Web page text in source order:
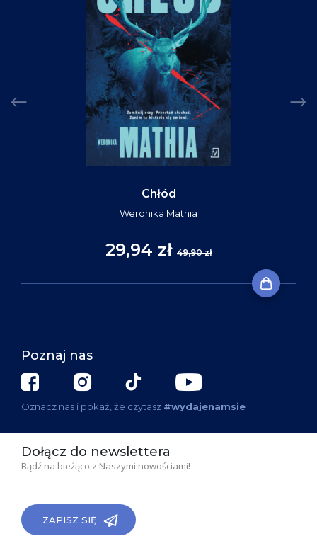
Chłód
Weronika Mathia
29,94 zł 49,90 zł
Poznaj nas
Oznacz nas i pokaż, że czytasz #wydajenamsie
Dołącz do newslettera
Bądź na bieżąco z Naszymi nowościami!
ZAPISZ SIĘ